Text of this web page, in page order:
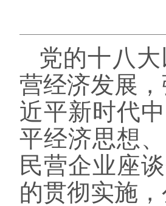
党的十八
营经济发展
近平新时代
平经济思想
民营企业座
的贯彻实施